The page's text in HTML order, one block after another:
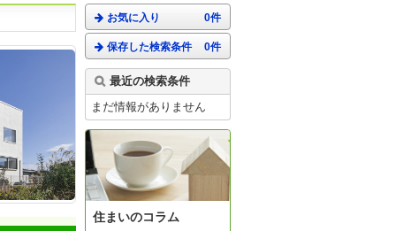
お気に入り 0件
保存した検索条件 0件
最近の検索条件
まだ情報がありません
住まいのコラム